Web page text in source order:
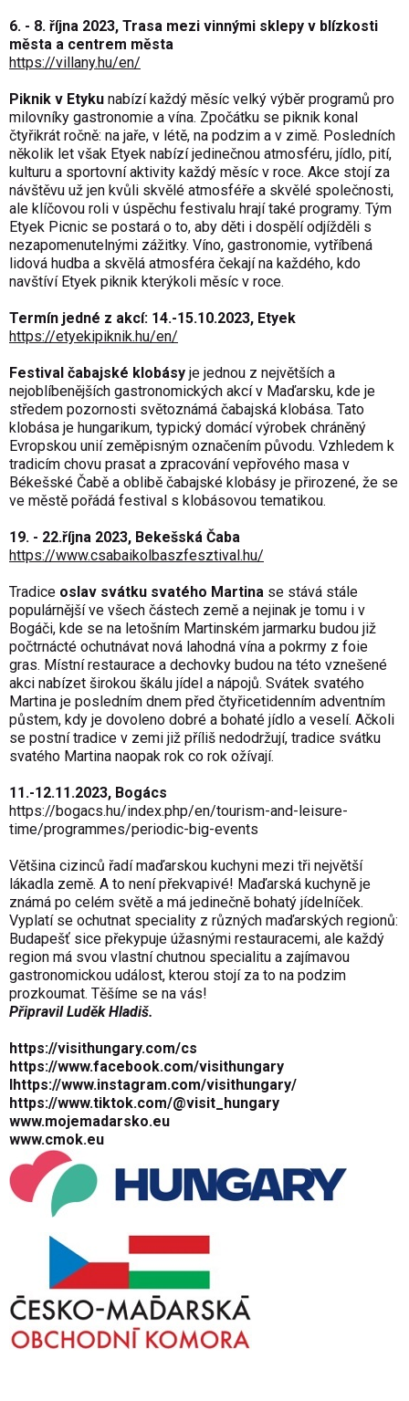
6. - 8. října 2023, Trasa mezi vinnými sklepy v blízkosti
města a centrem města
https://villany.hu/en/
Piknik v Etyku nabízí každý měsíc velký výběr programů pro
milovníky gastronomie a vína. Zpočátku se piknik konal
čtyřikrát ročně: na jaře, v létě, na podzim a v zimě. Posledních
několik let však Etyek nabízí jedinečnou atmosféru, jídlo, pití,
kulturu a sportovní aktivity každý měsíc v roce. Akce stojí za
návštěvu už jen kvůli skvělé atmosféře a skvělé společnosti,
ale klíčovou roli v úspěchu festivalu hrají také programy. Tým
Etyek Picnic se postará o to, aby děti i dospělí odjížděli s
nezapomenutelnými zážitky. Víno, gastronomie, vytříbená
lidová hudba a skvělá atmosféra čekají na každého, kdo
navštíví Etyek piknik kterýkoli měsíc v roce.
Termín jedné z akcí: 14.-15.10.2023, Etyek
https://etyekipiknik.hu/en/
Festival čabajské klobásy je jednou z největších a
nejoblíbenějších gastronomických akcí v Maďarsku, kde je
středem pozornosti světoznámá čabajská klobása. Tato
klobása je hungarikum, typický domácí výrobek chráněný
Evropskou unií zeměpisným označením původu. Vzhledem k
tradicím chovu prasat a zpracování vepřového masa v
Békešské Čabě a oblibě čabajské klobásy je přirozené, že se
ve městě pořádá festival s klobásovou tematikou.
19. - 22.října 2023, Bekešská Čaba
https://www.csabaikolbaszfesztival.hu/
Tradice oslav svátku svatého Martina se stává stále
populárnější ve všech částech země a nejinak je tomu i v
Bogáči, kde se na letošním Martinském jarmarku budou již
počtrnácté ochutnávat nová lahodná vína a pokrmy z foie
gras. Místní restaurace a dechovky budou na této vznešené
akci nabízet širokou škálu jídel a nápojů. Svátek svatého
Martina je posledním dnem před čtyřicetidenním adventním
půstem, kdy je dovoleno dobré a bohaté jídlo a veselí. Ačkoli
se postní tradice v zemi již příliš nedodržují, tradice svátku
svatého Martina naopak rok co rok ožívají.
11.-12.11.2023, Bogács
https://bogacs.hu/index.php/en/tourism-and-leisure-
time/programmes/periodic-big-events
Většina cizinců řadí maďarskou kuchyni mezi tři největší
lákadla země. A to není překvapivé! Maďarská kuchyně je
známá po celém světě a má jedinečně bohatý jídelníček.
Vyplatí se ochutnat speciality z různých maďarských regionů:
Budapešť sice překypuje úžasnými restauracemi, ale každý
region má svou vlastní chutnou specialitu a zajímavou
gastronomickou událost, kterou stojí za to na podzim
prozkoumat. Těšíme se na vás!
Připravil Luděk Hladiš.
https://visithungary.com/cs
https://www.facebook.com/visithungary
Ihttps://www.instagram.com/visithungary/
https://www.tiktok.com/@visit_hungary
www.mojemadarsko.eu
www.cmok.eu